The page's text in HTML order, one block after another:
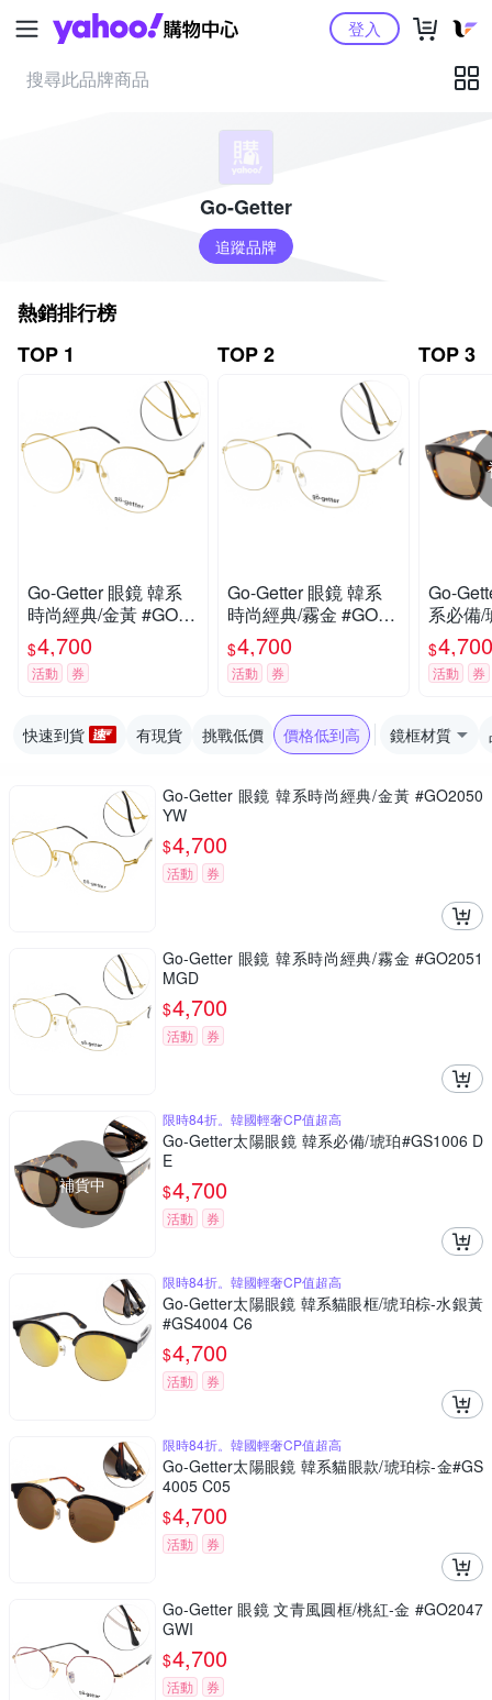
Yahoo購物中心登入
Go-Getter
追蹤品牌
熱銷排行榜
TOP 1
Go-Getter 眼鏡 韓系
時尚經典/金黃 #GO20
50 YW
$4,700
活動 券
TOP 2
Go-Getter 眼鏡 韓系
時尚經典/霧金 #GO20
51 MGD
$4,700
活動 券
TOP 3
Go-
系必備/
DE
$4,700
活動 券
快速到貨 有現貨 挑戰低價 價格低到高 鏡框材質
Go-Getter 眼鏡 韓系時尚經典/金黃 #GO2050
YW
$4,700
活動 券
Go-Getter 眼鏡 韓系時尚經典/霧金 #GO2051
MGD
$4,700
活動 券
補貨中
限時84折。韓國輕奢CP值超高
Go-Getter太陽眼鏡 韓系必備/琥珀#GS1006 D
E
$4,700
活動 券
限時84折。韓國輕奢CP值超高
Go-Getter太陽眼鏡 韓系貓眼框/琥珀棕-水銀黃
#GS4004 C6
$4,700
活動 券
限時84折。韓國輕奢CP值超高
Go-Getter太陽眼鏡 韓系貓眼款/琥珀棕-金#GS
4005 C05
$4,700
活動 券
Go-Getter 眼鏡 文青風圓框/桃紅-金 #GO2047
GWI
$4,700
活動 券